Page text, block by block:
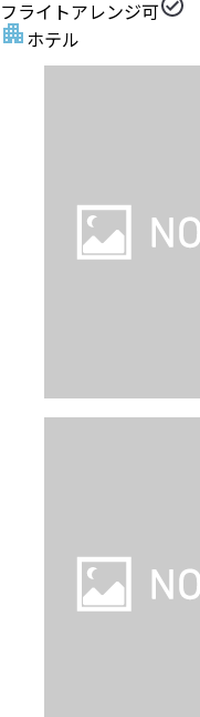
フライトアレンジ可
ホテル